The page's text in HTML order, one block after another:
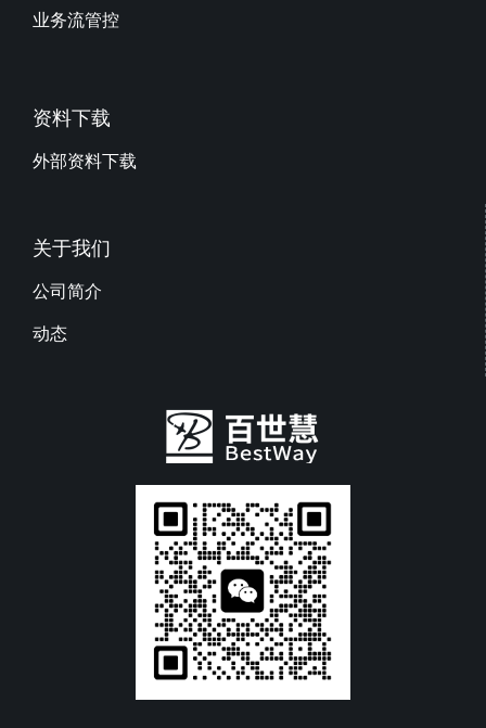
业务流管控
资料下载
外部资料下载
关于我们
公司简介
动态